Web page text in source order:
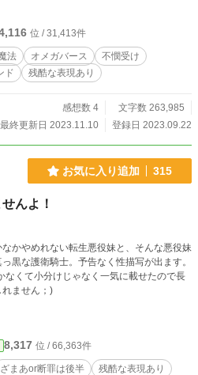
ています。 ■■■ 本編はR5.10.
降から分岐したIFストーリーを更新してい
プロットを文章化したものです。元々いく
をとっていたので、修正しながら投稿して
、後日談含め全て投稿完了しました。こ
：『9〜10話』の内容を修正しました。
正しました。
位 / 31,413件
法 オメガバース
不憫受け
ド 残酷な表現あり
感想数 4
文字数 263,985
最終更新日 2023.11.10
登録日 2023.09.22
お気に入り追加 315
んよ！
かやめれない転生悪役妹と、そんな悪役妹
黒な護衛騎士。予告なく性描写が出ます。
なくて小分けじゃなく一気に載せたので長
ません；)
8,317 位 / 66,363件
ざまあor断罪は後半 残酷な表現あり